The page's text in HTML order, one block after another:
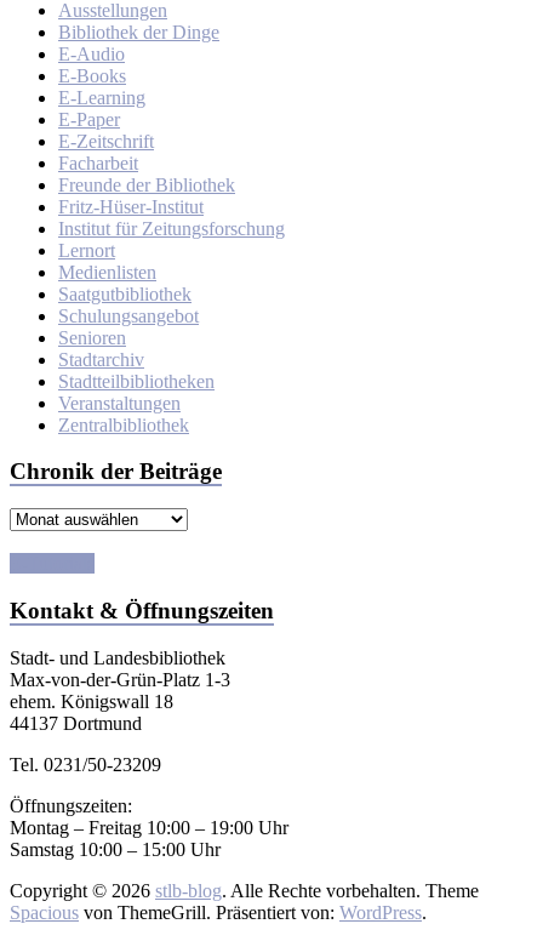
Ausstellungen
Bibliothek der Dinge
E-Audio
E-Books
E-Learning
E-Paper
E-Zeitschrift
Facharbeit
Freunde der Bibliothek
Fritz-Hüser-Institut
Institut für Zeitungsforschung
Lernort
Medienlisten
Saatgutbibliothek
Schulungsangebot
Senioren
Stadtarchiv
Stadtteilbibliotheken
Veranstaltungen
Zentralbibliothek
Chronik der Beiträge
Chronik
Kontakt & Öffnungszeiten
Stadt- und Landesbibliothek
Max-von-der-Grün-Platz 1-3
ehem. Königswall 18
44137 Dortmund
Tel. 0231/50-23209
Öffnungszeiten:
Montag – Freitag 10:00 – 19:00 Uhr
Samstag 10:00 – 15:00 Uhr
Copyright © 2026 stlb-blog. Alle Rechte vorbehalten. Theme
Spacious von ThemeGrill. Präsentiert von: WordPress.